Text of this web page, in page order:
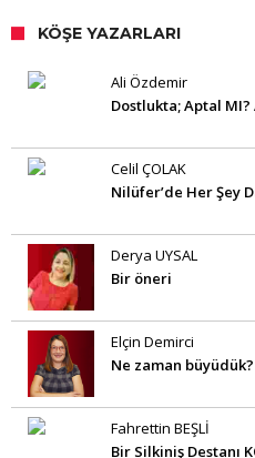
KÖŞE YAZARLARI
Ali Özdemir
Dostlukta; Aptal MI?
Celil ÇOLAK
Nilüfer’de Her Şey
Derya UYSAL
Bir öneri
Elçin Demirci
Ne zaman büyüdük?
Fahrettin BEŞLİ
Bir Silkiniş Destanı